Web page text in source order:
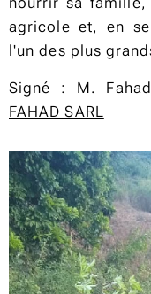
agricole et, en
l'un des plus
Signé : M.
FAHAD SARL